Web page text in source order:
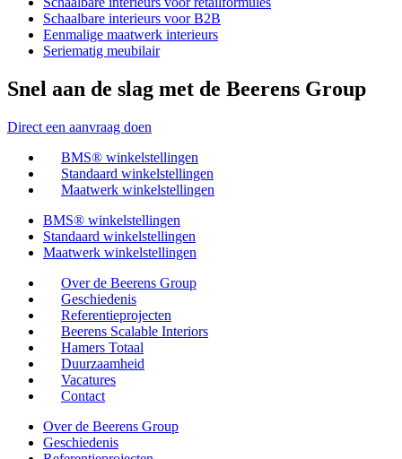
Schaalbare interieurs voor B2B
Eenmalige maatwerk interieurs
Seriematig meubilair
Snel aan de slag met de Beerens Group
Direct een aanvraag doen
BMS® winkelstellingen
Standaard winkelstellingen
Maatwerk winkelstellingen
BMS® winkelstellingen
Standaard winkelstellingen
Maatwerk winkelstellingen
Over de Beerens Group
Geschiedenis
Referentieprojecten
Beerens Scalable Interiors
Hamers Totaal
Duurzaamheid
Vacatures
Contact
Over de Beerens Group
Geschiedenis